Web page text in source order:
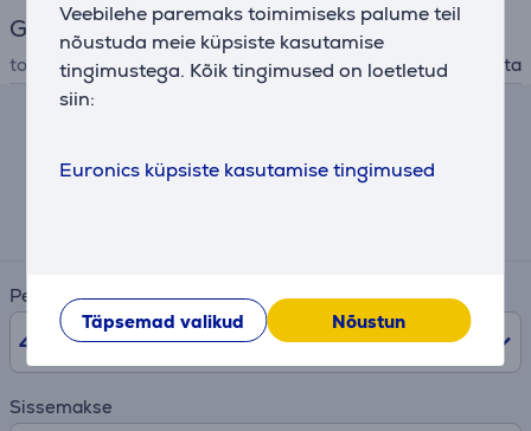
Veebilehe paremaks toimimiseks palume teil
nõustuda meie küpsiste kasutamise
tingimustega. Kõik tingimused on loetletud
siin:
Euronics küpsiste kasutamise tingimused
Täpsemad valikud Nõustun
Garantii
tootjagarantii 1 aasta
Periood
48 kuud
Sissemakse